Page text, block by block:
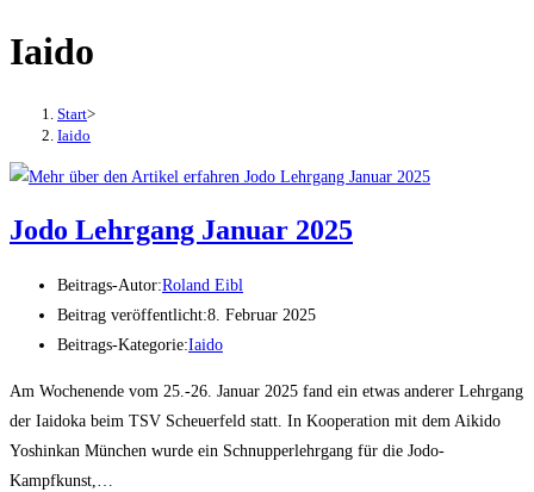
Iaido
Start>
Iaido
Jodo Lehrgang Januar 2025
Beitrags-Autor:Roland Eibl
Beitrag veröffentlicht:8. Februar 2025
Beitrags-Kategorie:Iaido
Am Wochenende vom 25.-26. Januar 2025 fand ein etwas anderer Lehrgang
der Iaidoka beim TSV Scheuerfeld statt. In Kooperation mit dem Aikido
Yoshinkan München wurde ein Schnupperlehrgang für die Jodo-
Kampfkunst,…